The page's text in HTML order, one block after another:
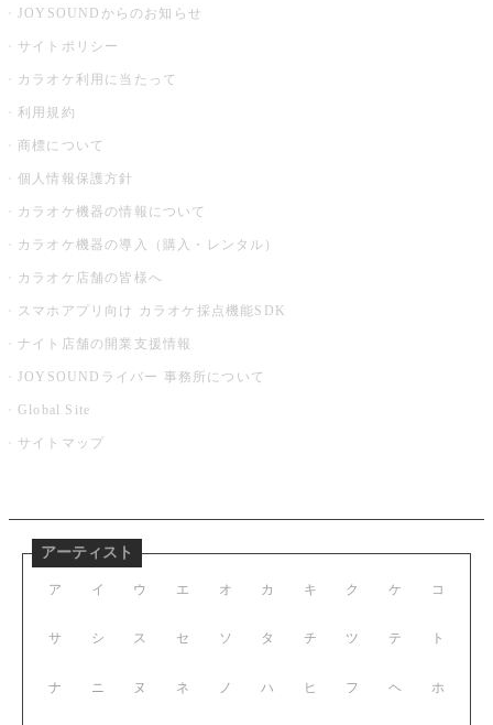
JOYSOUNDからのお知らせ
サイトポリシー
カラオケ利用に当たって
利用規約
商標について
個人情報保護方針
カラオケ機器の情報について
カラオケ機器の導入（購入・レンタル）
カラオケ店舗の皆様へ
スマホアプリ向け カラオケ採点機能SDK
ナイト店舗の開業支援情報
JOYSOUNDライバー 事務所について
Global Site
サイトマップ
アーティスト
ア イ ウ エ オ
サ シ ス セ ソ
ナ ニ ヌ ネ ノ
カ キ ク ケ コ
タ チ ツ テ ト
ハ ヒ フ ヘ ホ